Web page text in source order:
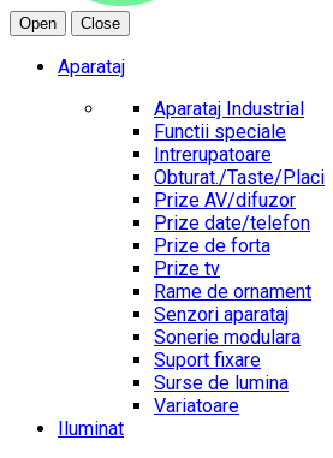
Open Close
Aparataj
Aparataj Industrial
Functii speciale
Intrerupatoare
Obturat./Taste/Placi
Prize AV/difuzor
Prize date/telefon
Prize de forta
Prize tv
Rame de ornament
Senzori aparataj
Sonerie modulara
Suport fixare
Surse de lumina
Variatoare
Iluminat